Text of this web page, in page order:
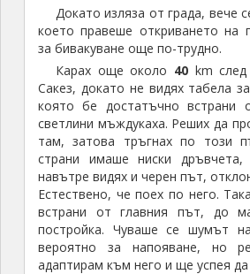
Докато изляза от града, вече
което правеше откриването на
за бивакуване още по-трудно.
Карах още около 40 km
Сакез, докато не видях табела
която бе достатъчно встрани
светлини мъждукаха. Реших да
там, затова тръгнах по този
страни имаше ниски
навътре видях и черен път,
Естествено, че поех по него.
встрани от главния път, до
постройка. Чуваше се шумът
вероятно за напояване, но
адаптирам към него и ще успея да